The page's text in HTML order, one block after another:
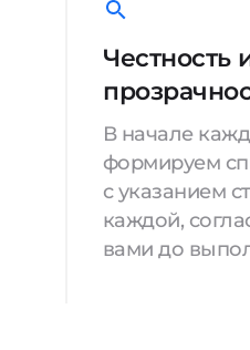
Честность
В начале
формируем
с указанием
каждой,
вами до